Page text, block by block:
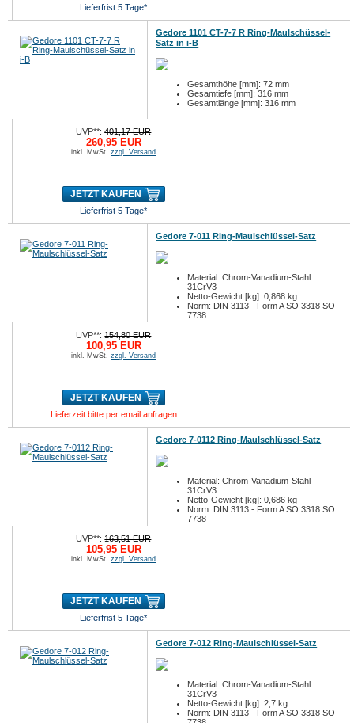
Lieferfrist 5 Tage*
Gedore 1101 CT-7-7 R Ring-Maulschüssel-
Satz in i-B
Gesamthöhe [mm]: 72 mm
Gesamtiefe [mm]: 316 mm
Gesamtlänge [mm]: 316 mm
UVP**:401,17 EUR
260,95 EUR
inkl. MwSt.zzgl. Versand
JETZT KAUFEN
Lieferfrist 5 Tage*
Gedore 7-011 Ring-Maulschlüssel-Satz
Material: Chrom-Vanadium-Stahl
31CrV3
Netto-Gewicht [kg]: 0,868 kg
Norm: DIN 3113 - Form A SO 3318 SO
7738
UVP**:154,80 EUR
100,95 EUR
inkl. MwSt.zzgl. Versand
JETZT KAUFEN
Lieferzeit bitte per email anfragen
Gedore 7-0112 Ring-Maulschlüssel-Satz
Material: Chrom-Vanadium-Stahl
31CrV3
Netto-Gewicht [kg]: 0,686 kg
Norm: DIN 3113 - Form A SO 3318 SO
7738
UVP**:163,51 EUR
105,95 EUR
inkl. MwSt.zzgl. Versand
JETZT KAUFEN
Lieferfrist 5 Tage*
Gedore 7-012 Ring-Maulschlüssel-Satz
Material: Chrom-Vanadium-Stahl
31CrV3
Netto-Gewicht [kg]: 2,7 kg
Norm: DIN 3113 - Form A SO 3318 SO